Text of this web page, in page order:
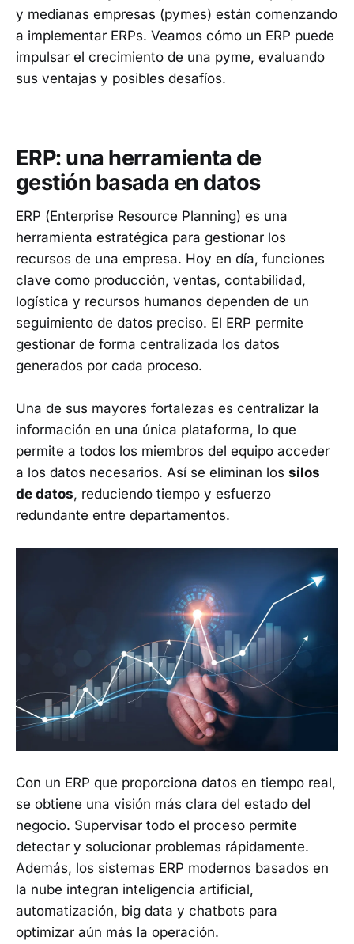
y medianas empresas (pymes) están comenzando
a implementar ERPs. Veamos cómo un ERP puede
impulsar el crecimiento de una pyme, evaluando
sus ventajas y posibles desafíos.
ERP: una herramienta de
gestión basada en datos
ERP (Enterprise Resource Planning) es una
herramienta estratégica para gestionar los
recursos de una empresa. Hoy en día, funciones
clave como producción, ventas, contabilidad,
logística y recursos humanos dependen de un
seguimiento de datos preciso. El ERP permite
gestionar de forma centralizada los datos
generados por cada proceso.
Una de sus mayores fortalezas es centralizar la
información en una única plataforma, lo que
permite a todos los miembros del equipo acceder
a los datos necesarios. Así se eliminan los silos
de datos, reduciendo tiempo y esfuerzo
redundante entre departamentos.
Con un ERP que proporciona datos en tiempo real,
se obtiene una visión más clara del estado del
negocio. Supervisar todo el proceso permite
detectar y solucionar problemas rápidamente.
Además, los sistemas ERP modernos basados en
la nube integran inteligencia artificial,
automatización, big data y chatbots para
optimizar aún más la operación.